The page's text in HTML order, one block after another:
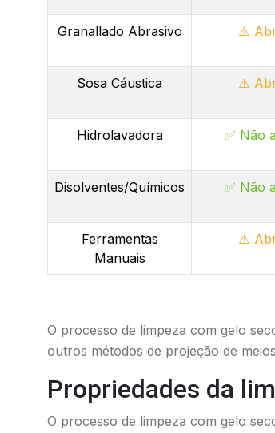
Granallado Abrasivo ⚠️
Sosa Cáustica ⚠️
Hidrolavadora ✅ Não
Disolventes/Químicos ✅ Não
Ferramentas
Manuais
⚠️
O processo de limpeza com gelo
outros métodos de projeção de
Propriedades da
O processo de limpeza com gelo